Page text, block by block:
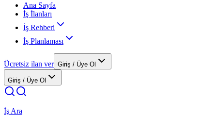
Ana Sayfa
İş İlanları
İş Rehberi
İş Planlaması
Ücretsiz ilan ver Giriş / Üye Ol
Giriş / Üye Ol
İş Ara